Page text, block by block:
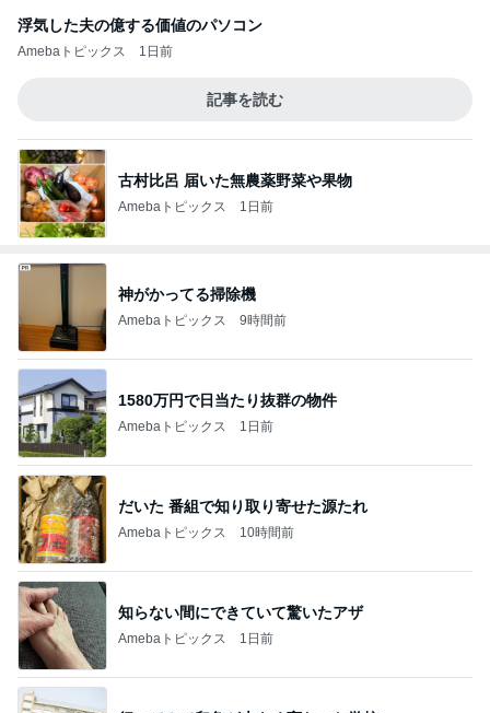
浮気した夫の億する価値のパソコン
Amebaトピックス 1日前
記事を読む
古村比呂 届いた無農薬野菜や果物
Amebaトピックス 1日前
神がかってる掃除機
Amebaトピックス 9時間前
1580万円で日当たり抜群の物件
Amebaトピックス 1日前
だいた 番組で知り取り寄せた源たれ
Amebaトピックス 10時間前
知らない間にできていて驚いたアザ
Amebaトピックス 1日前